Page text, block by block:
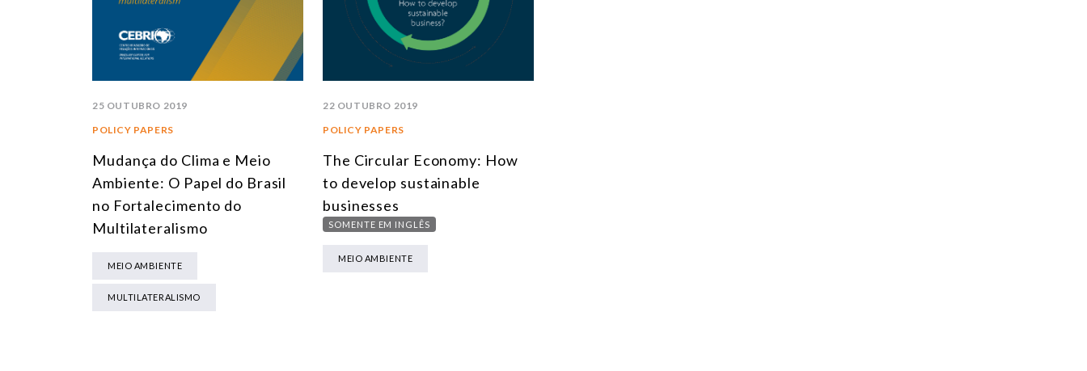
25 OUTUBRO 2019
POLICY PAPERS
Mudança do Clima e Meio
Ambiente: O Papel do Brasil
no Fortalecimento do
Multilateralismo
MEIO AMBIENTE
MULTILATERALISMO
22 OUTUBRO 2019
POLICY PAPERS
The Circular Economy: How
to develop sustainable
businesses
SOMENTE EM INGLÊS
MEIO AMBIENTE